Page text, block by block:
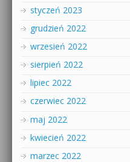
styczeń 2023
grudzień 2022
wrzesień 2022
sierpień 2022
lipiec 2022
czerwiec 2022
maj 2022
kwiecień 2022
marzec 2022